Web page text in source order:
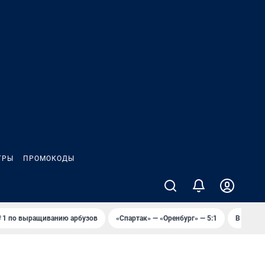
ПРОМОКОДЫ
по выращиванию арбузов «Спартак» — «Оренбург» — 5:1 В